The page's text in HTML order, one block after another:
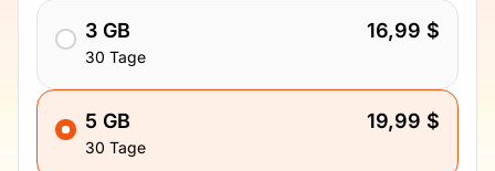
3 GB
30 Tage
16,99 $
5 GB
30 Tage
19,99 $